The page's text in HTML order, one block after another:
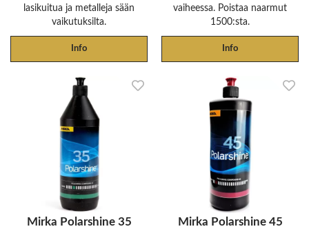
lasikuitua ja metalleja sään
vaikutuksilta.
Info
vaiheessa. Poistaa naarmut
1500:sta.
Info
Mirka Polarshine 35 Mirka Polarshine 45